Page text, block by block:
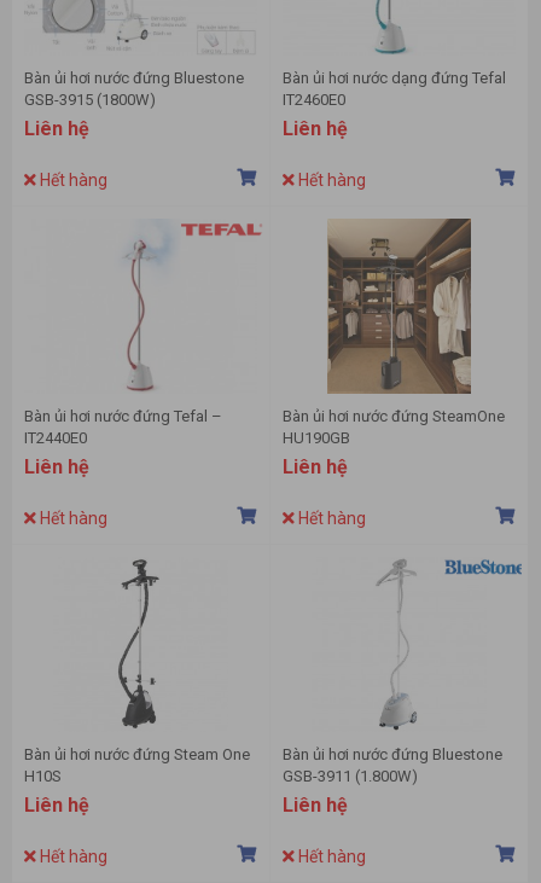
Bàn ủi hơi nước đứng Bluestone
GSB-3915 (1800W)
Liên hệ
Hết hàng
Bàn ủi hơi nước dạng đứng Tefal
IT2460E0
Liên hệ
Hết hàng
Bàn ủi hơi nước đứng Tefal –
IT2440E0
Liên hệ
Hết hàng
Bàn ủi hơi nước đứng SteamOne
HU190GB
Liên hệ
Hết hàng
Bàn ủi hơi nước đứng Steam One
H10S
Liên hệ
Hết hàng
Bàn ủi hơi nước đứng Bluestone
GSB-3911 (1.800W)
Liên hệ
Hết hàng